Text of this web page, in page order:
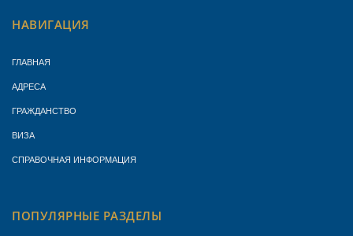
НАВИГАЦИЯ
ГЛАВНАЯ
АДРЕСА
ГРАЖДАНСТВО
ВИЗА
СПРАВОЧНАЯ ИНФОРМАЦИЯ
ПОПУЛЯРНЫЕ РАЗДЕЛЫ